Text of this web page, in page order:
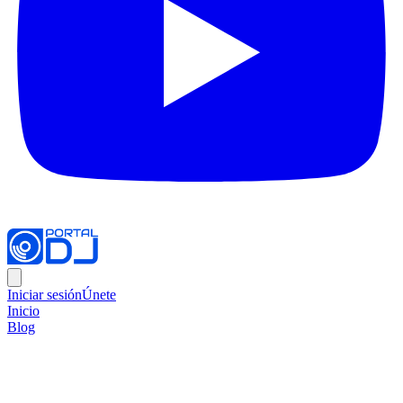
Iniciar sesiónÚnete
Inicio
Blog